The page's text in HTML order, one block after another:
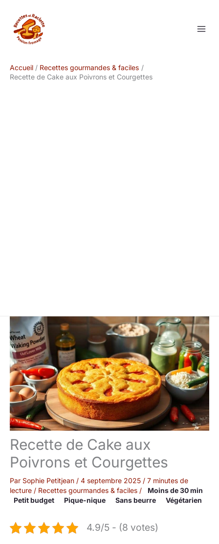
contenu
Accueil
Recettes gourmandes & faciles
Recette de Cake aux Poivrons et Courgettes
Recette de Cake aux
Poivrons et Courgettes
Par Sophie Petitjean / 4 septembre 2025 / 7 minutes de
lecture / Recettes gourmandes & faciles /
Moins de 30 min
Petit budget
Pique-nique Sans beurre Végétarien
4.9/5 - (8 votes)